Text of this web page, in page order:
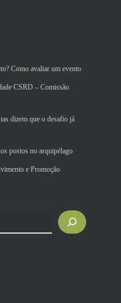
Como avaliar um evento
CSRD – Comissão
dizem que o desafio já
postos no arquipélago
e Promoção